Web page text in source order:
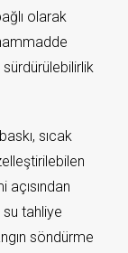
olarak
sıcak
tahliye
söndürme